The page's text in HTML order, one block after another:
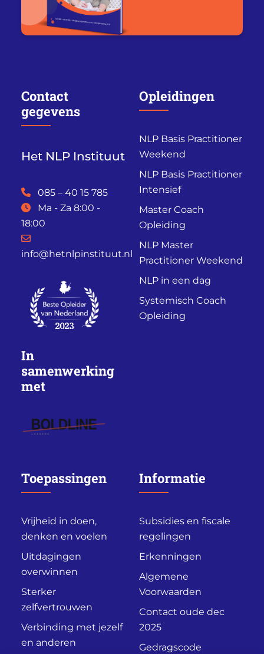
Contact
gegevens
Het NLP Instituut
085 – 40 15 785
Ma - Za 8:00 -
18:00
info@hetnlpinstituut.nl
In
samenwerking
met
Opleidingen
NLP Basis Practitioner
Weekend
NLP Basis Practitioner
Intensief
Master Coach
Opleiding
NLP Master
Practitioner Weekend
NLP in een dag
Systemisch Coach
Opleiding
Toepassingen
Vrijheid in doen,
denken en voelen
Uitdagingen
overwinnen
Sterker
zelfvertrouwen
Verbinding met jezelf
en anderen
Informatie
Subsidies en fiscale
regelingen
Erkenningen
Algemene
Voorwaarden
Contact oude dec
2025
Gedragscode